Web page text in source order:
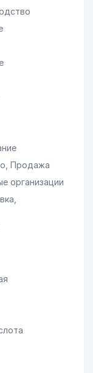
Продажа
организации